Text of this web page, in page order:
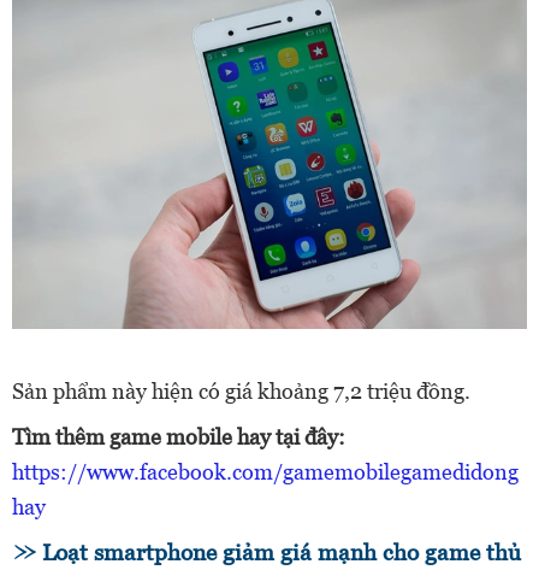
Sản phẩm này hiện có giá khoảng 7,2 triệu đồng.
Tìm thêm game mobile hay tại đây:
https://www.facebook.com/gamemobilegamedidong
hay
Loạt smartphone giảm giá mạnh cho game thủ